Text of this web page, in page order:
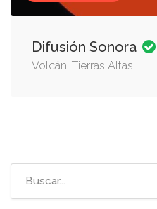
Difusión Sonora
Volcán, Tierras Altas